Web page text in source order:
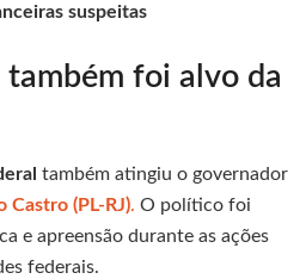
suspeitas
foi alvo da
também atingiu o governador
Castro (PL-RJ). O político foi
e apreensão durante as ações
federais.